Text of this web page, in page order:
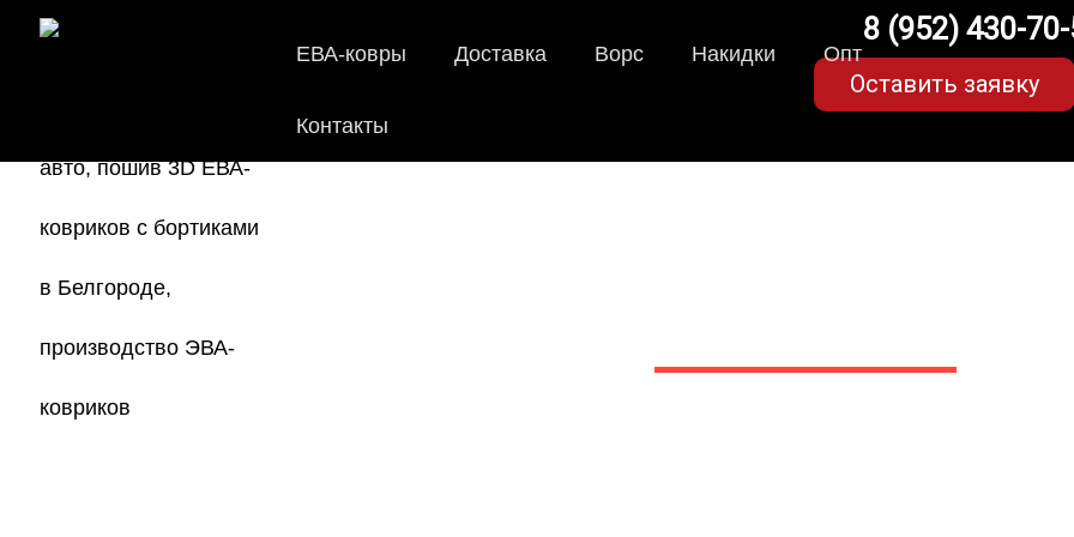
ЕВА-ковры Доставка Ворс Накидки Опт
Контакты
8 (952) 430-
Оставить заявку